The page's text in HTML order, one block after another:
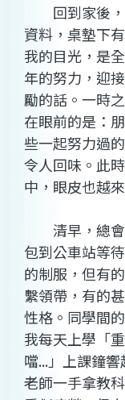
回到家後，
資料，桌墊下
我的目光，是
年的努力，迎
勵的話。一時
在眼前的是：
些一起努力過
令人回味。此
中，眼皮也越
清早，總會
包到公車站等
的制服，但有
繫領帶，有的
性格。同學間
我每天上學「
噹...」上課鐘
老師一手拿教